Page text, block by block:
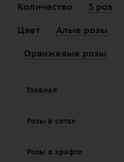
Количество
5 роз
Цвет
Алые розы
Оранжевые розы
Главная
Розы в сетке
Розы в крафте